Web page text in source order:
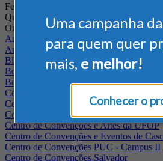
Uma campanha
para quem quer
mais, e melhor!
Conhecer o
Feiras
Quando
Onde
Arena Jaguariuna
Auditório Albano Franco - FIEPA
Blumenau - SC
BolognaFiere
Boulevard Olimpico - RJ
Centro Internacional de Convenções do
Centro de Convenções - SE
Centro de Convenções de Pernambuco -
Centro de Convenções e Artes da UFOP
Centro de Convenções e Eventos de
Centro de Convenções PUC - Campus II
Centro de Convenções Salvador